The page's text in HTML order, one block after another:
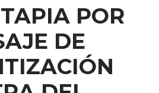
POR
DE